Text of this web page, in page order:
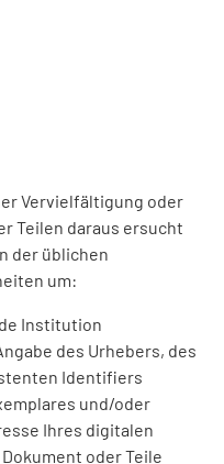
Vervielfältigung oder
Teilen daraus ersucht
der üblichen
um:
Institution
des Urhebers, des
Identifiers
und/oder
Ihres digitalen
oder Teile